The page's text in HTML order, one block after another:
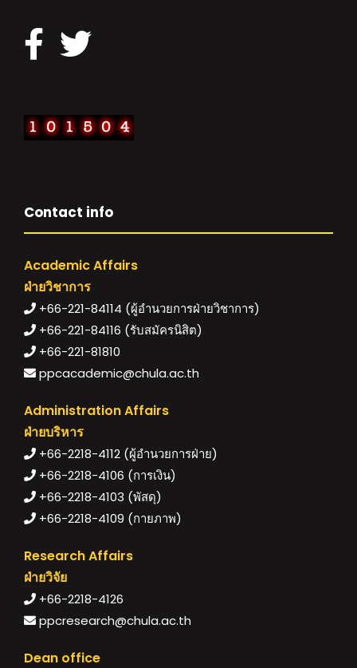
Contact info
Academic Affairs
ฝ่ายวิชาการ
+66-221-84114 (ผู้อำนวยการฝ่ายวิชาการ)
+66-221-84116 (รับสมัครนิสิต)
+66-221-81810
ppcacademic@chula.ac.th
Administration Affairs
ฝ่ายบริหาร
+66-2218-4112 (ผู้อำนวยการฝ่าย)
+66-2218-4106 (การเงิน)
+66-2218-4103 (พัสดุ)
+66-2218-4109 (กายภาพ)
Research Affairs
ฝ่ายวิจัย
+66-2218-4126
ppcresearch@chula.ac.th
Dean office